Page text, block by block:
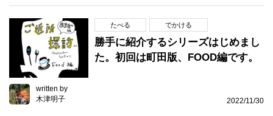
たべる でかける
勝手に紹介するシリーズはじめまし
た。初回は町田版、FOOD編です。
written by
木津明子
2022/11/30